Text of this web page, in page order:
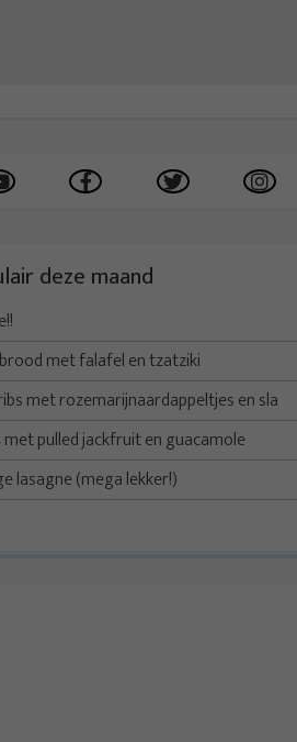
deze maand
met falafel en tzatziki
met rozemarijnaardappeltjes en sla
met pulled jackfruit en guacamole
lasagne (mega lekker!)